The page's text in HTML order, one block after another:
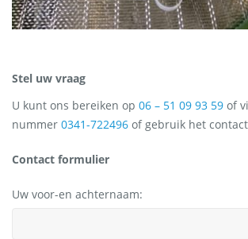
Stel uw vraag
U kunt ons bereiken op 06 – 51 09 93 59 of
nummer 0341-722496 of gebruik het
Contact formulier
Uw voor-en achternaam: